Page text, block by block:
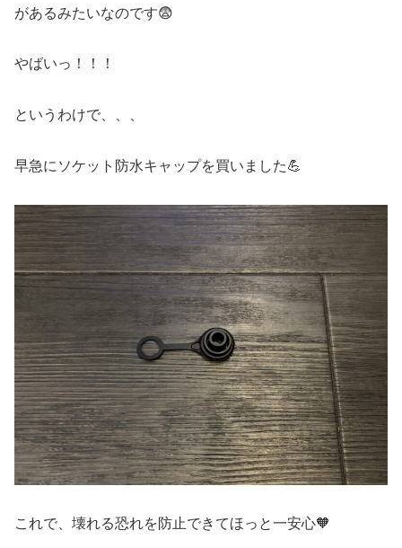
があるみたいなのです😨
やばいっ！！！
というわけで、、、
早急にソケット防水キャップを買いました💪
これで、壊れる恐れを防止できてほっと一安心🧡